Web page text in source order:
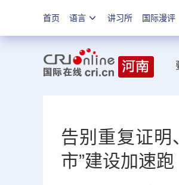
首页 语言 讲习所 国际漫评
告别重复证明
市”建设加速跑